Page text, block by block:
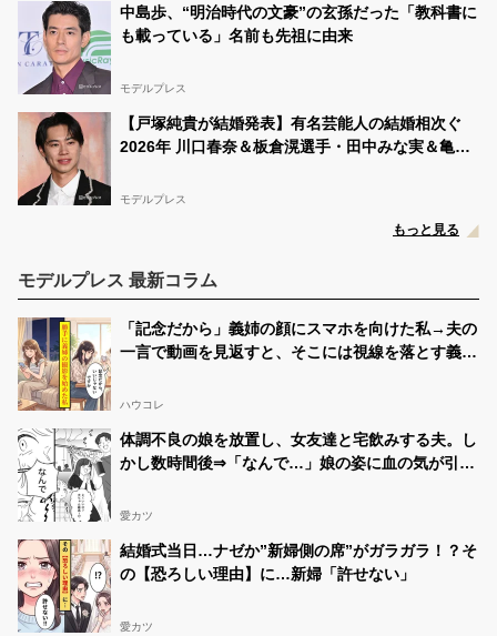
中島歩、“明治時代の文豪”の玄孫だった「教科書に
も載っている」名前も先祖に由来
モデルプレス
【戸塚純貴が結婚発表】有名芸能人の結婚相次ぐ
2026年 川口春奈＆板倉滉選手・田中みな実＆亀梨
モデルプレス
もっと見る
モデルプレス 最新コラム
「記念だから」義姉の顔にスマホを向けた私→夫の
一言で動画を見返すと、そこには視線を落とす義姉
ハウコレ
体調不良の娘を放置し、女友達と宅飲みする夫。し
かし数時間後⇒「なんで…」娘の姿に血の気が引い
愛カツ
結婚式当日…ナゼか”新婦側の席”がガラガラ！？そ
の【恐ろしい理由】に…新婦「許せない」
愛カツ